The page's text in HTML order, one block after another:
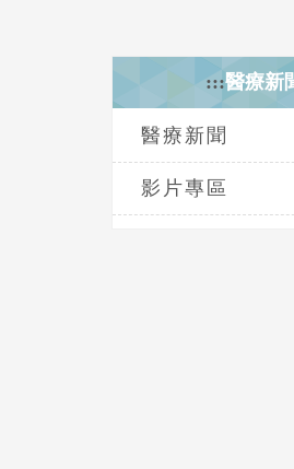
:::醫療新
醫療新聞
影片專區